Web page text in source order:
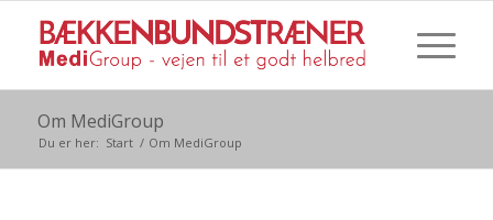
Om MediGroup
Du er her: Start / Om MediGroup